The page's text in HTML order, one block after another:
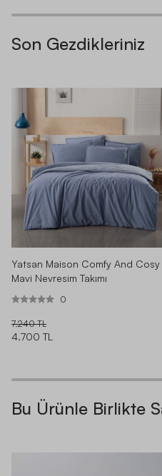
Son Gezdikleriniz
Yatsan Maison Comfy And Cosy
Mavi Nevresim Takımı
0
7.240 TL
4.700 TL
Bu Ürünle Birlikte